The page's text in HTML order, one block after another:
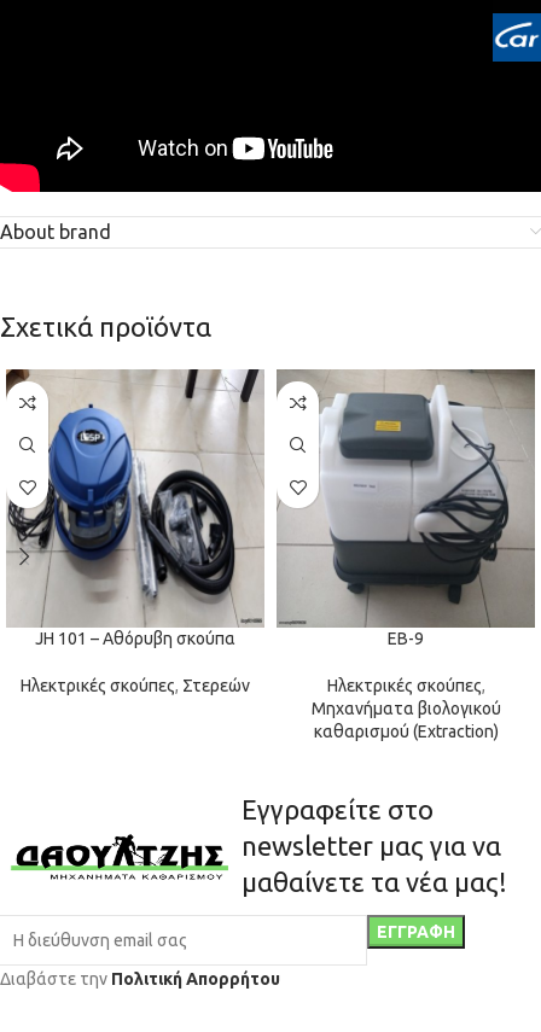
About brand
Σχετικά προϊόντα
JH 101 – Αθόρυβη σκούπα
Ηλεκτρικές σκούπες, Στερεών
EB-9
Ηλεκτρικές σκούπες,
Μηχανήματα βιολογικού
καθαρισμού (Extraction)
Εγγραφείτε στο
newsletter μας για να
μαθαίνετε τα νέα μας!
Διαβάστε την Πολιτική Απορρήτου